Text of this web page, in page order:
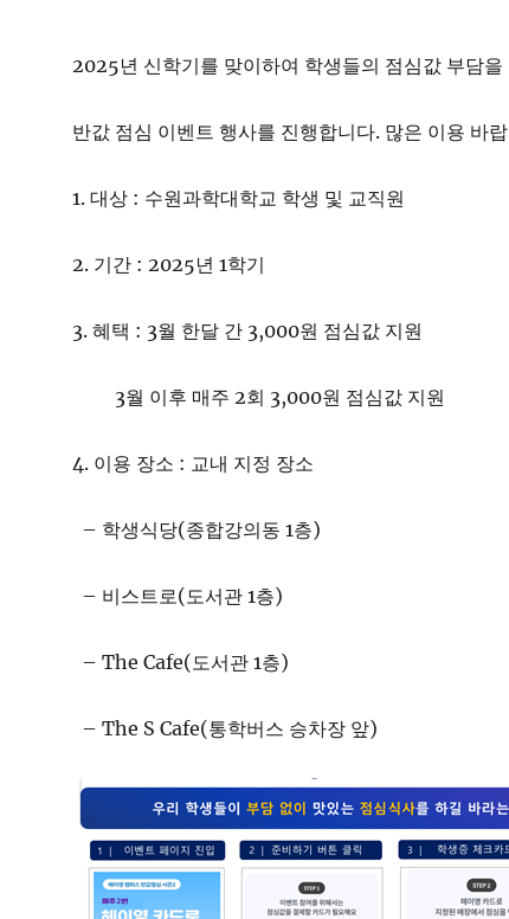
2025년 신학기를 맞이하여 학생들의 점심값 부담을
반값 점심 이벤트 행사를 진행합니다. 많은 이용 바
1. 대상 : 수원과학대학교 학생 및 교직원
2. 기간 : 2025년 1학기
3. 혜택 : 3월 한달 간 3,000원 점심값 지원
3월 이후 매주 2회 3,000원 점심값 지원
4. 이용 장소 : 교내 지정 장소
– 학생식당(종합강의동 1층)
– 비스트로(도서관 1층)
– The Cafe(도서관 1층)
– The S Cafe(통학버스 승차장 앞)